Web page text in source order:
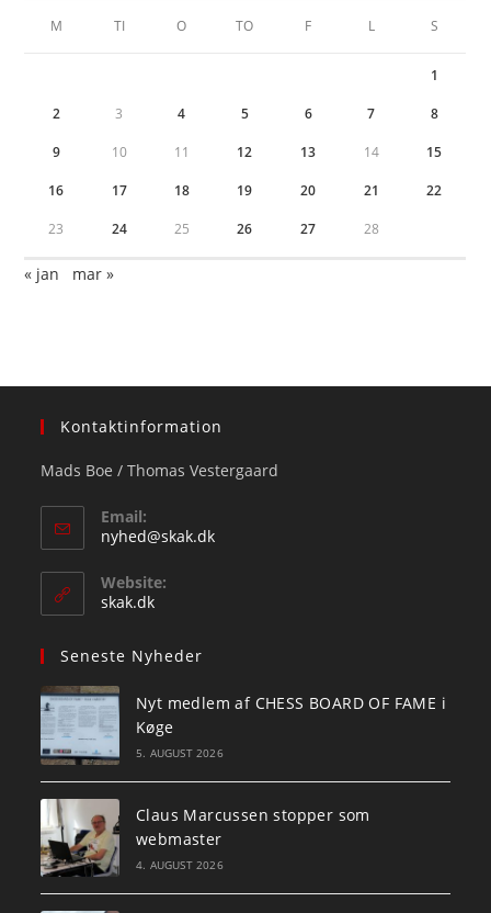
M TI O TO F L S
1
2 3 4 5 6 7 8
9 10 11 12 13 14 15
16 17 18 19 20 21 22
23 24 25 26 27 28
« jan mar »
Kontaktinformation
Mads Boe / Thomas Vestergaard
Email:
nyhed@skak.dkOpens
Website:
skak.dk
Seneste Nyheder
Nyt medlem af CHESS BOARD OF FAME i
Køge
5. AUGUST 2026
Claus Marcussen stopper som
webmaster
4. AUGUST 2026